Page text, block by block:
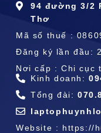
94 đường 3/2
Thơ
Mã số thuế :
Đăng ký lần đầu:
Nơi cấp : Chi cục
Kinh doanh:
Tổng đài:
Website : https://